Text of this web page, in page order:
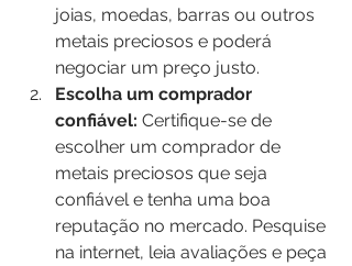
joias, moedas, barras ou outros
metais preciosos e poderá
negociar um preço justo.
Escolha um comprador
confiável: Certifique-se de
escolher um comprador de
metais preciosos que seja
confiável e tenha uma boa
reputação no mercado. Pesquise
na internet, leia avaliações e peça